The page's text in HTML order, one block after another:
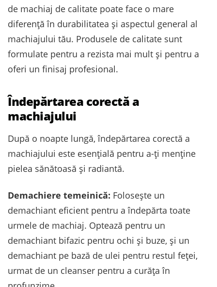
de machiaj de calitate poate face o mare
diferență în durabilitatea și aspectul general al
machiajului tău. Produsele de calitate sunt
formulate pentru a rezista mai mult și pentru a
oferi un finisaj profesional.
Îndepărtarea corectă a
machiajului
După o noapte lungă, îndepărtarea corectă a
machiajului este esențială pentru a-ți menține
pielea sănătoasă și radiantă.
Demachiere temeinică: Folosește un
demachiant eficient pentru a îndepărta toate
urmele de machiaj. Optează pentru un
demachiant bifazic pentru ochi și buze, și un
demachiant pe bază de ulei pentru restul feței,
urmat de un cleanser pentru a curăța în